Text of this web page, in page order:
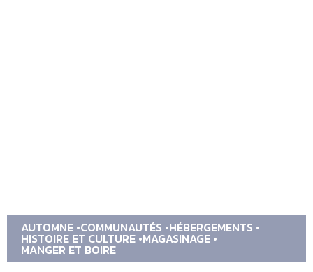
AUTOMNE COMMUNAUTÉS HÉBERGEMENTS
HISTOIRE ET CULTURE MAGASINAGE
MANGER ET BOIRE